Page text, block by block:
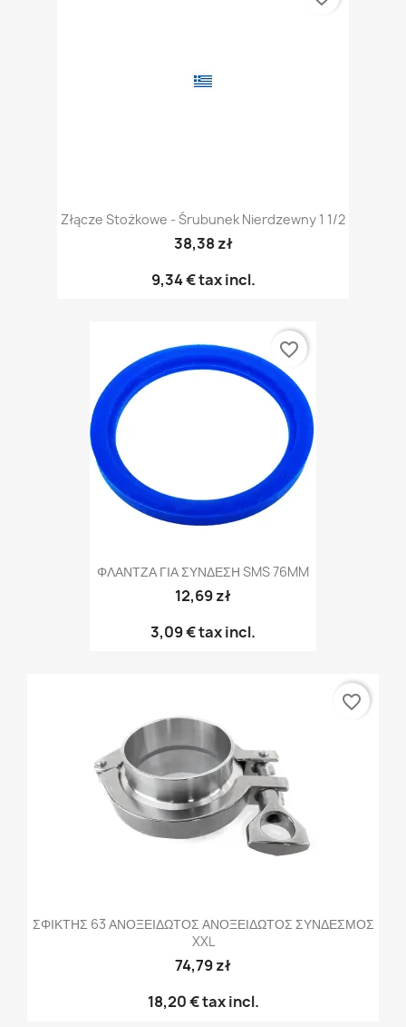
Złącze Stożkowe - Śrubunek Nierdzewny 1 1/2
38,38 zł
9,34 €tax incl.
ΦΛΑΝΤΖΑ ΓΙΑ ΣΥΝΔΕΣΗ SMS 76MM
12,69 zł
3,09 €tax incl.
favorite_border
ΣΦΙΚΤΗΣ 63 ΑΝΟΞΕΙΔΩΤΟΣ ΑΝΟΞΕΙΔΩΤΟΣ ΣΥΝΔΕΣΜΟΣ
XXL
74,79 zł
18,20 €tax incl.
favorite_border